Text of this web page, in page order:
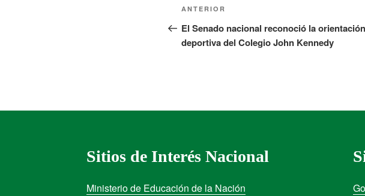
ANTERIOR
El Senado nacional reconoció la orientación
deportiva del Colegio John Kennedy
Sitios de Interés Nacional
Ministerio de Educación de la Nación